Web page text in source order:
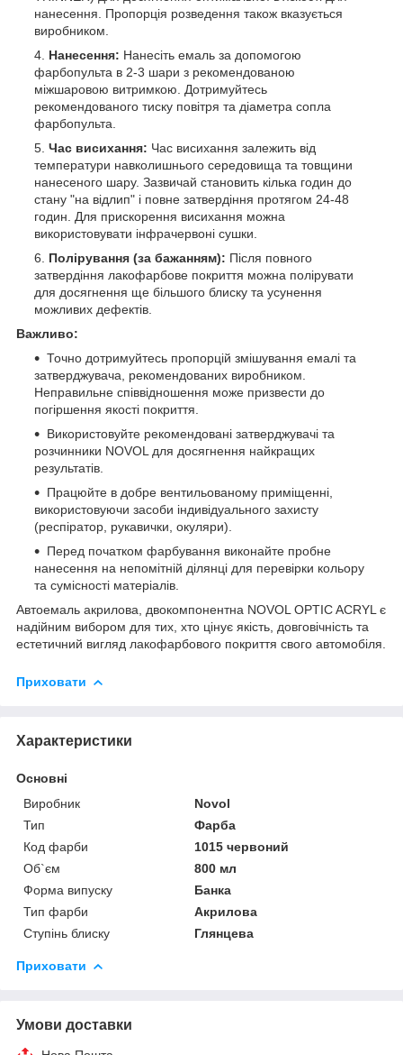
нанесення. Пропорція розведення також вказується
виробником.
Нанесення: Нанесіть емаль за допомогою
фарбопульта в 2-3 шари з рекомендованою
міжшаровою витримкою. Дотримуйтесь
рекомендованого тиску повітря та діаметра сопла
фарбопульта.
Час висихання: Час висихання залежить від
температури навколишнього середовища та товщини
нанесеного шару. Зазвичай становить кілька годин до
стану "на відлип" і повне затвердіння протягом 24-48
годин. Для прискорення висихання можна
використовувати інфрачервоні сушки.
Полірування (за бажанням): Після повного
затвердіння лакофарбове покриття можна полірувати
для досягнення ще більшого блиску та усунення
можливих дефектів.
Важливо:
Точно дотримуйтесь пропорцій змішування емалі та
затверджувача, рекомендованих виробником.
Неправильне співвідношення може призвести до
погіршення якості покриття.
Використовуйте рекомендовані затверджувачі та
розчинники NOVOL для досягнення найкращих
результатів.
Працюйте в добре вентильованому приміщенні,
використовуючи засоби індивідуального захисту
(респіратор, рукавички, окуляри).
Перед початком фарбування виконайте пробне
нанесення на непомітній ділянці для перевірки кольору
та сумісності матеріалів.
Автоемаль акрилова, двокомпонентна NOVOL OPTIC ACRYL є
надійним вибором для тих, хто цінує якість, довговічність та
естетичний вигляд лакофарбового покриття свого автомобіля.
Приховати
Характеристики
Основні
Виробник
Novol
Тип
Фарба
Код фарби
1015 червоний
Об`єм
800 мл
Форма випуску
Банка
Тип фарби
Акрилова
Ступінь блиску
Глянцева
Приховати
Умови доставки